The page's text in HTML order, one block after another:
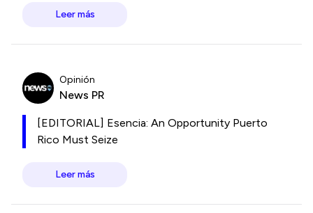
Leer más
Opinión
News PR
[EDITORIAL] Esencia: An Opportunity Puerto
Rico Must Seize
Leer más